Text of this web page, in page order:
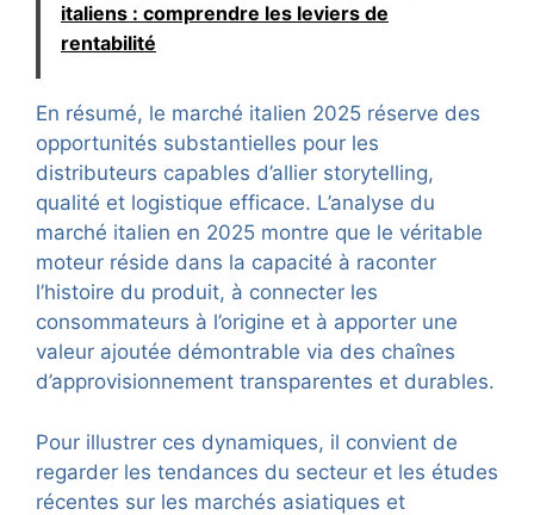
italiens : comprendre les leviers de
rentabilité
En résumé, le marché italien 2025 réserve des
opportunités substantielles pour les
distributeurs capables d’allier storytelling,
qualité et logistique efficace. L’analyse du
marché italien en 2025 montre que le véritable
moteur réside dans la capacité à raconter
l’histoire du produit, à connecter les
consommateurs à l’origine et à apporter une
valeur ajoutée démontrable via des chaînes
d’approvisionnement transparentes et durables.
Pour illustrer ces dynamiques, il convient de
regarder les tendances du secteur et les études
récentes sur les marchés asiatiques et